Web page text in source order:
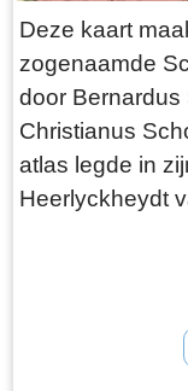
Deze kaart
zogenaamde
door
Christianus
atlas legde in
Heerlyckheydt